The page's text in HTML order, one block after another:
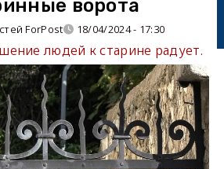
ворота
ForPost 18/04/2024 - 17:30
людей к старине радует.